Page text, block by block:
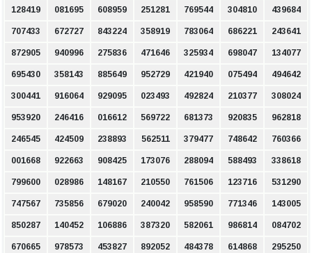
128419 081695 608959 251281 769544 304810 439684
707433 672727 843224 358919 783064 686221 243641
872905 940996 275836 471646 325934 698047 134077
695430 358143 885649 952729 421940 075494 494642
300441 916064 929095 023493 492824 210377 308024
953920 246416 016612 569722 681373 920835 962818
246545 424509 238893 562511 379477 748642 760366
001668 922663 908425 173076 288094 588493 338618
799600 028986 148167 210550 761506 123716 531290
747567 735856 679020 240042 958590 771346 143005
850287 140452 106886 387320 582061 986814 084702
670665 978573 453827 892052 484378 614868 295250